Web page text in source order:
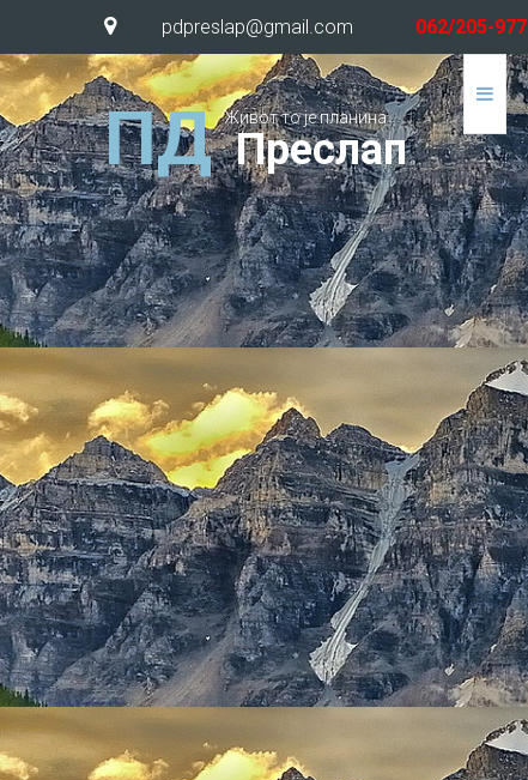
pdpreslap@gmail.com 062/205-977
ПД Преслап
Живот то је планина